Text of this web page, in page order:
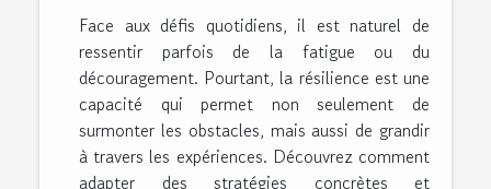
Face aux défis quotidiens, il est naturel de
ressentir parfois de la fatigue ou du
découragement. Pourtant, la résilience est une
capacité qui permet non seulement de
surmonter les obstacles, mais aussi de grandir
à travers les expériences. Découvrez comment
adapter des stratégies concrètes et